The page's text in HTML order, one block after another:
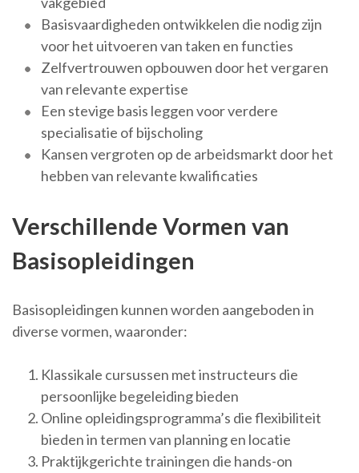
Basisvaardigheden ontwikkelen die nodig zijn
voor het uitvoeren van taken en functies
Zelfvertrouwen opbouwen door het vergaren
van relevante expertise
Een stevige basis leggen voor verdere
specialisatie of bijscholing
Kansen vergroten op de arbeidsmarkt door het
hebben van relevante kwalificaties
Verschillende Vormen van
Basisopleidingen
Basisopleidingen kunnen worden aangeboden in
diverse vormen, waaronder:
Klassikale cursussen met instructeurs die
persoonlijke begeleiding bieden
Online opleidingsprogramma’s die flexibiliteit
bieden in termen van planning en locatie
Praktijkgerichte trainingen die hands-on